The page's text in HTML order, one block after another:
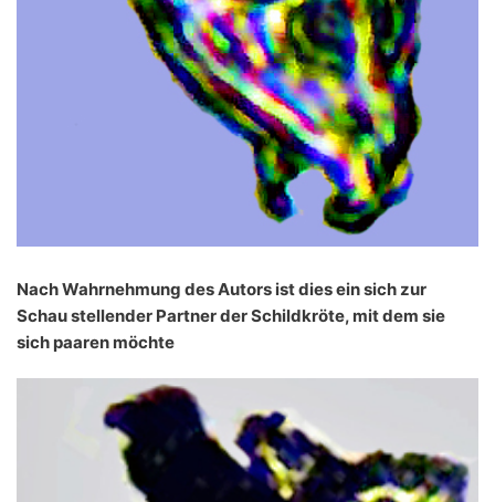
Nach Wahrnehmung des Autors ist dies ein sich zur
Schau stellender Partner der Schildkröte, mit dem sie
sich paaren möchte